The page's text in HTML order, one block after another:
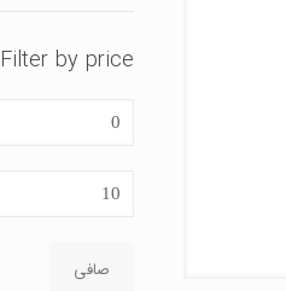
Filter by price
حداقل
قیمت
حداكثر
قيمت
صافی